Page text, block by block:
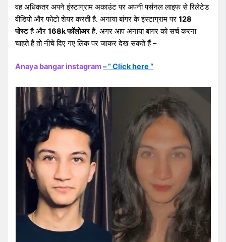
वह अधिकतर अपने इंस्टाग्राम अकाउंट पर अपनी पर्सनल लाइफ से रिलेटेड
वीडियो और फोटो शेयर करती है. अनाया बांगर के इंस्टाग्राम पर128
पोस्टहै और168k फॉलोअरहैं. अगर आप अनाया बांगर को सर्च करना
चाहते हैं तो नीचे दिए गए लिंक पर जाकर देख सकते हैं –
Anaya bangar instagram– ” Click here “